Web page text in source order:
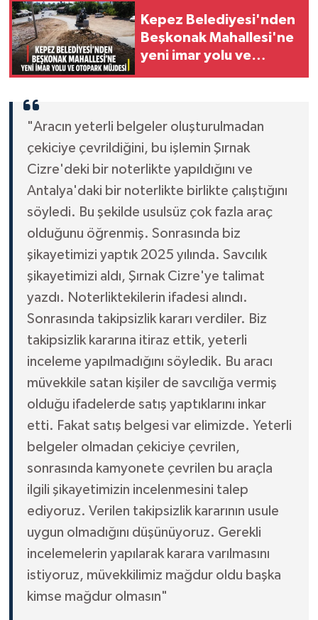
Kepez Belediyesi'nden
Beşkonak Mahallesi'ne
yeni imar yolu ve
"Aracın yeterli belgeler oluşturulmadan
çekiciye çevrildiğini, bu işlemin Şırnak
Cizre'deki bir noterlikte yapıldığını ve
Antalya'daki bir noterlikte birlikte çalıştığını
söyledi. Bu şekilde usulsüz çok fazla araç
olduğunu öğrenmiş. Sonrasında biz
şikayetimizi yaptık 2025 yılında. Savcılık
şikayetimizi aldı, Şırnak Cizre'ye talimat
yazdı. Noterliktekilerin ifadesi alındı.
Sonrasında takipsizlik kararı verdiler. Biz
takipsizlik kararına itiraz ettik, yeterli
inceleme yapılmadığını söyledik. Bu aracı
müvekkile satan kişiler de savcılığa vermiş
olduğu ifadelerde satış yaptıklarını inkar
etti. Fakat satış belgesi var elimizde. Yeterli
belgeler olmadan çekiciye çevrilen,
sonrasında kamyonete çevrilen bu araçla
ilgili şikayetimizin incelenmesini talep
ediyoruz. Verilen takipsizlik kararının usule
uygun olmadığını düşünüyoruz. Gerekli
incelemelerin yapılarak karara varılmasını
istiyoruz, müvekkilimiz mağdur oldu başka
kimse mağdur olmasın"